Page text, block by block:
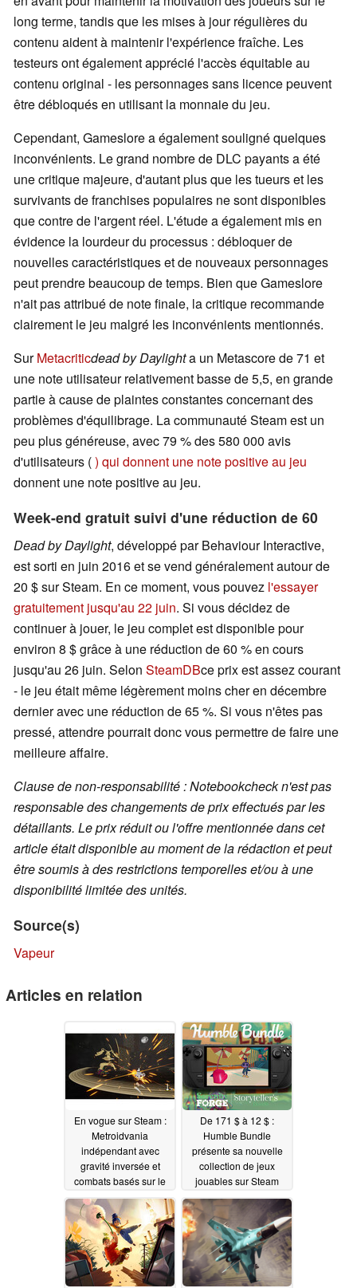
long terme, tandis que les mises à jour régulières du
contenu aident à maintenir l'expérience fraîche. Les
testeurs ont également apprécié l'accès équitable au
contenu original - les personnages sans licence peuvent
être débloqués en utilisant la monnaie du jeu.
Cependant, Gameslore a également souligné quelques
inconvénients. Le grand nombre de DLC payants a été
une critique majeure, d'autant plus que les tueurs et les
survivants de franchises populaires ne sont disponibles
que contre de l'argent réel. L'étude a également mis en
évidence la lourdeur du processus : débloquer de
nouvelles caractéristiques et de nouveaux personnages
peut prendre beaucoup de temps. Bien que Gameslore
n'ait pas attribué de note finale, la critique recommande
clairement le jeu malgré les inconvénients mentionnés.
SurMetacriticdead by Daylighta un Metascore de 71 et
une note utilisateur relativement basse de 5,5, en grande
partie à cause de plaintes constantes concernant des
problèmes d'équilibrage. La communauté Steam est un
peu plus généreuse, avec 79 % des 580 000 avis
d'utilisateurs () qui donnent une note positive au jeu
donnent une note positive au jeu.
Week-end gratuit suivi d'une réduction de 60
Dead by Daylight, développé par Behaviour Interactive,
est sorti en juin 2016 et se vend généralement autour de
20 $ sur Steam. En ce moment, vous pouvez l'essayer
gratuitement jusqu'au 22 juin. Si vous décidez de
continuer à jouer, le jeu complet est disponible pour
environ 8 $ grâce à une réduction de 60 % en cours
jusqu'au 26 juin. Selon SteamDBce prix est assez courant
- le jeu était même légèrement moins cher en décembre
dernier avec une réduction de 65 %. Si vous n'êtes pas
pressé, attendre pourrait donc vous permettre de faire une
meilleure affaire.
Clause de non-responsabilité : Notebookcheck n'est pas
responsable des changements de prix effectués par les
détaillants. Le prix réduit ou l'offre mentionnée dans cet
article était disponible au moment de la rédaction et peut
être soumis à des restrictions temporelles et/ou à une
disponibilité limitée des unités.
Source(s)
Vapeur
Articles en relation
En vogue sur Steam :
Metroidvania
indépendant avec
gravité inversée et
combats basés sur le
rythme06/23/2025
De 171 $ à 12 $ :
Humble Bundle
présente sa nouvelle
collection de jeux
jouables sur Steam
Deck06/21/2025